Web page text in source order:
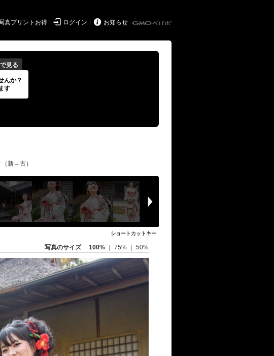
真プリントお得  ログイン  お知らせ
見る
新→古）
ショートカットキー
写真のサイズ 100% 75% 50%
んか？
す